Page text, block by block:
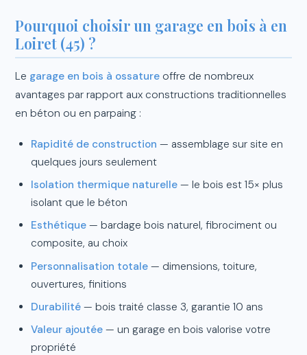
Pourquoi choisir un garage en bois à en
Loiret (45) ?
Le garage en bois à ossature offre de nombreux
avantages par rapport aux constructions traditionnelles
en béton ou en parpaing :
Rapidité de construction — assemblage sur site en
quelques jours seulement
Isolation thermique naturelle— le bois est 15× plus
isolant que le béton
Esthétique— bardage bois naturel, fibrociment ou
composite, au choix
Personnalisation totale— dimensions, toiture,
ouvertures, finitions
Durabilité— bois traité classe 3, garantie 10 ans
Valeur ajoutée— un garage en bois valorise votre
propriété